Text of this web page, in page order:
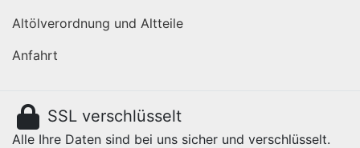
Altölverordnung und Altteile
Anfahrt
SSL verschlüsselt
Alle Ihre Daten sind bei uns sicher und verschlüsselt.